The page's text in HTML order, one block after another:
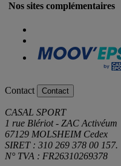
Nos sites complémentaires
Contact Contact
CASAL SPORT
1 rue Blériot - ZAC Activéum
67129 MOLSHEIM Cedex
SIRET : 310 269 378 00 157.
N° TVA : FR26310269378